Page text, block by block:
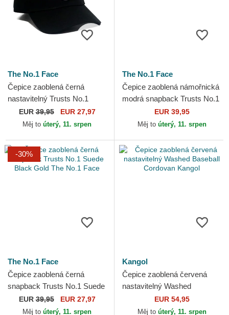
The No.1 Face
Čepice zaoblená černá
nastavitelný Trusts No.1
Black White The No.1 Face
EUR39,95 EUR 27,97
Měj to úterý, 11. srpen
The No.1 Face
Čepice zaoblená námořnická
modrá snapback Trusts No.1
Suede Navy White The No.1
Face
EUR 39,95
Měj to úterý, 11. srpen
-30%
The No.1 Face
Čepice zaoblená černá
snapback Trusts No.1 Suede
Black Gold The No.1 Face
EUR39,95 EUR 27,97
Měj to úterý, 11. srpen
Kangol
Čepice zaoblená červená
nastavitelný Washed
Baseball Cordovan Kangol
EUR 54,95
Měj to úterý, 11. srpen